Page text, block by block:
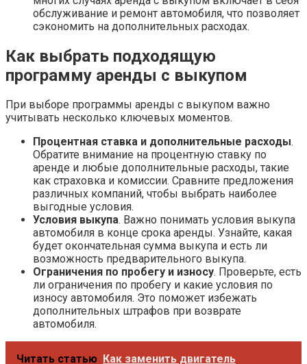
обслуживание и ремонт автомобиля, что позволяет
сэкономить на дополнительных расходах.
Как выбрать подходящую
программу аренды с выкупом
При выборе программы аренды с выкупом важно
учитывать несколько ключевых моментов.
Процентная ставка и дополнительные расходы.
Обратите внимание на процентную ставку по
аренде и любые дополнительные расходы, такие
как страховка и комиссии. Сравните предложения
различных компаний, чтобы выбрать наиболее
выгодные условия.
Условия выкупа. Важно понимать условия выкупа
автомобиля в конце срока аренды. Узнайте, какая
будет окончательная сумма выкупа и есть ли
возможность предварительного выкупа.
Ограничения по пробегу и износу. Проверьте, есть
ли ограничения по пробегу и какие условия по
износу автомобиля. Это поможет избежать
дополнительных штрафов при возврате
автомобиля.
Читать статью Как заменить двигатель